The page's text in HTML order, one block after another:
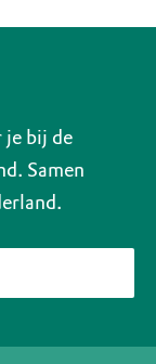
je bij de
Samen